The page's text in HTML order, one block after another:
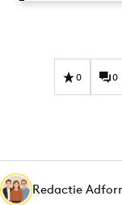
Effectiviteit
Gedragsverandering
Martech
Media
0 0
Redactie